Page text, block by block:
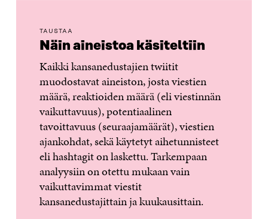
TAUSTAA
Näin aineistoa käsiteltiin
Kaikki kansanedustajien twiitit
muodostavat aineiston, josta viestien
määrä, reaktioiden määrä (eli viestinnän
vaikuttavuus), potentiaalinen
tavoittavuus (seuraajamäärät), viestien
ajankohdat, sekä käytetyt aihetunnisteet
eli hashtagit on laskettu. Tarkempaan
analyysiin on otettu mukaan vain
vaikuttavimmat viestit
kansanedustajittain ja kuukausittain.